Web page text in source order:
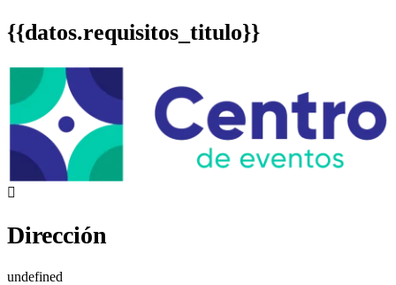
{{datos.requisitos_titulo}}
Dirección
undefined